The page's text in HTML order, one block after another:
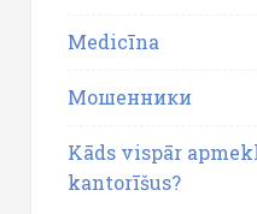
Medicīna
Мошенники
Kāds vispār
kantorīšus?